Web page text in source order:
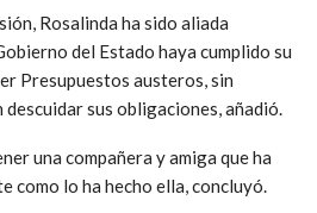
Rosalinda ha sido aliada
del Estado haya cumplido su
Presupuestos austeros, sin
sus obligaciones, añadió.
una compañera y amiga que ha
como lo ha hecho ella, concluyó.